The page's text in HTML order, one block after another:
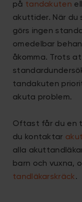
på tandakuten
akuttider. När du
görs ingen
omedelbar
åkomma. Trots
tandakuten
akuta problem.
Oftast får du en
du kontaktar
alla
barn och vuxna,
tandläkarskräck.